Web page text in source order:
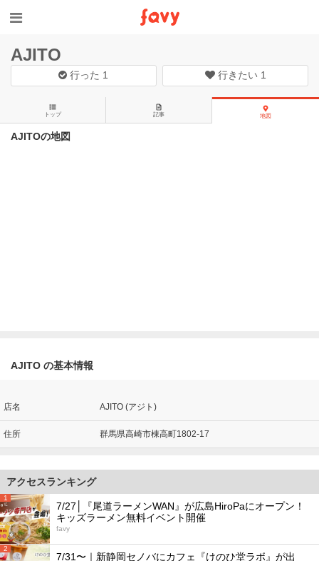
AJITO
行った 1 行きたい 1
トップ 記事 地図
AJITOの地図
AJITO の基本情報
店名 AJITO (アジト)
住所 群馬県高崎市棟高町1802-17
アクセスランキング
1
7/27│『尾道ラーメンWAN』が広島HiroPaにオープン！
キッズラーメン無料イベント開催
favy
2
7/31〜｜新静岡セノバにカフェ『けのひ堂ラボ』が出